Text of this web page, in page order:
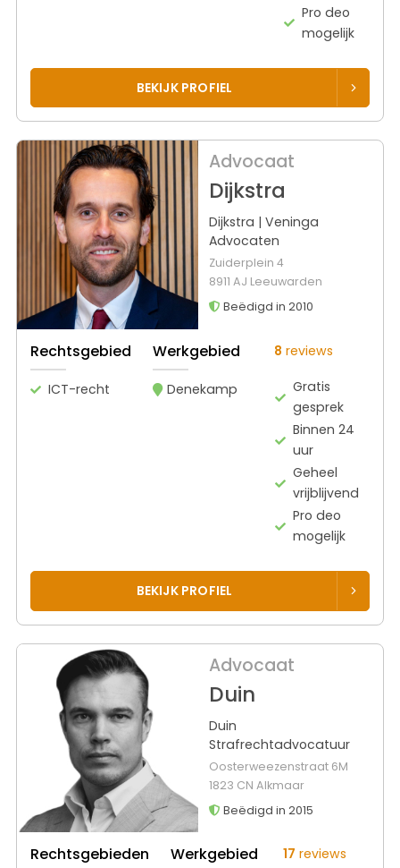
Pro deo
mogelijk
BEKIJK PROFIEL
Advocaat
Dijkstra
Dijkstra | Veninga
Advocaten
Zuiderplein 4
8911 AJ Leeuwarden
Beëdigd in 2010
Rechtsgebied
ICT-recht
Werkgebied
Denekamp
8 reviews
Gratis
gesprek
Binnen 24
uur
Geheel
vrijblijvend
Pro deo
mogelijk
BEKIJK PROFIEL
Advocaat
Duin
Duin
Strafrechtadvocatuur
Oosterweezenstraat 6M
1823 CN Alkmaar
Beëdigd in 2015
Rechtsgebieden Werkgebied 17 reviews